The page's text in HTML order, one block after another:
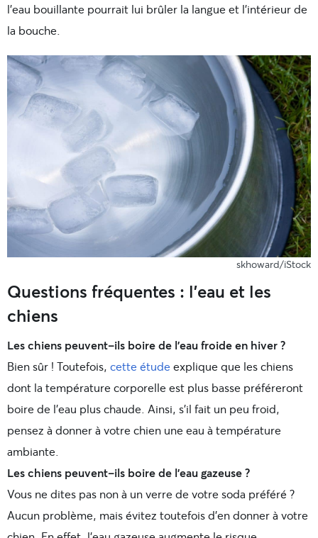
l’eau bouillante pourrait lui brûler la langue et l’intérieur de
la bouche.
skhoward/iStock
Questions fréquentes : l’eau et les
chiens
Les chiens peuvent-ils boire de l’eau froide en hiver ?
Bien sûr ! Toutefois, cette étude explique que les chiens
dont la température corporelle est plus basse préféreront
boire de l’eau plus chaude. Ainsi, s’il fait un peu froid,
pensez à donner à votre chien une eau à température
ambiante.
Les chiens peuvent-ils boire de l’eau gazeuse ?
Vous ne dites pas non à un verre de votre soda préféré ?
Aucun problème, mais évitez toutefois d’en donner à votre